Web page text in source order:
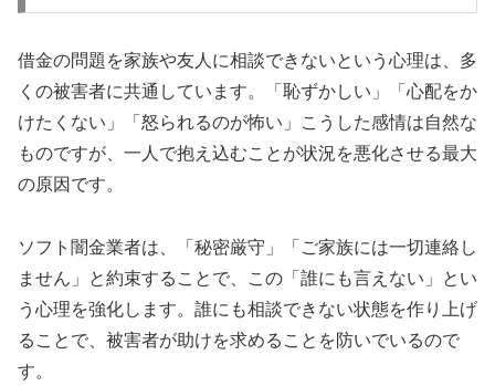
借金の問題を家族や友人に相談できないという心理は、多
くの被害者に共通しています。「恥ずかしい」「心配をか
けたくない」「怒られるのが怖い」こうした感情は自然な
ものですが、一人で抱え込むことが状況を悪化させる最大
の原因です。
ソフト闇金業者は、「秘密厳守」「ご家族には一切連絡し
ません」と約束することで、この「誰にも言えない」とい
う心理を強化します。誰にも相談できない状態を作り上げ
ることで、被害者が助けを求めることを防いでいるので
す。